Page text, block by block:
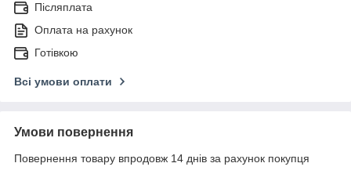
Післяплата
Оплата на рахунок
Готівкою
Всі умови оплати
Умови повернення
Повернення товару впродовж 14 днів за рахунок покупця